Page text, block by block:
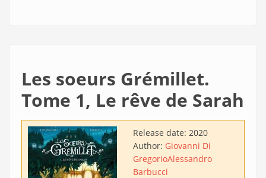
Les soeurs Grémillet.
Tome 1, Le rêve de Sarah
Release date: 2020
Author: Giovanni Di
GregorioAlessandro
Barbucci